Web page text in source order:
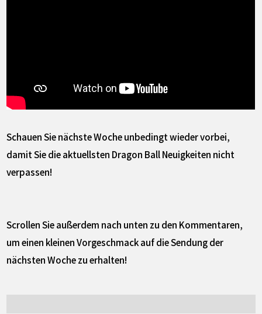
Schauen Sie nächste Woche unbedingt wieder vorbei,
damit Sie die aktuellsten Dragon Ball Neuigkeiten nicht
verpassen!
Scrollen Sie außerdem nach unten zu den Kommentaren,
um einen kleinen Vorgeschmack auf die Sendung der
nächsten Woche zu erhalten!